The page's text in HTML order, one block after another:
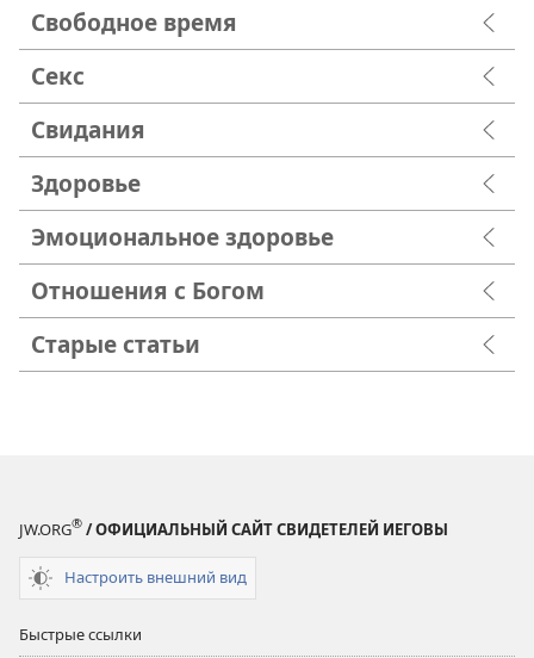
Свободное время
Секс
Свидания
Здоровье
Эмоциональное здоровье
Отношения с Богом
Старые статьи
JW.ORG® / ОФИЦИАЛЬНЫЙ САЙТ СВИДЕТЕЛЕЙ ИЕГОВЫ
Настроить внешний вид
Быстрые ссылки